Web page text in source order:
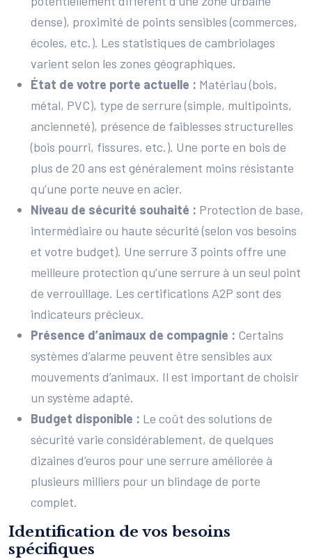
dense), proximité de points sensibles (commerces,
écoles, etc.). Les statistiques de cambriolages
varient selon les zones géographiques.
État de votre porte actuelle : Matériau (bois,
métal, PVC), type de serrure (simple, multipoints,
ancienneté), présence de faiblesses structurelles
(bois pourri, fissures, etc.). Une porte en bois de
plus de 20 ans est généralement moins résistante
qu’une porte neuve en acier.
Niveau de sécurité souhaité : Protection de base,
intermédiaire ou haute sécurité (selon vos besoins
et votre budget). Une serrure 3 points offre une
meilleure protection qu’une serrure à un seul point
de verrouillage. Les certifications A2P sont des
indicateurs précieux.
Présence d’animaux de compagnie : Certains
systèmes d’alarme peuvent être sensibles aux
mouvements d’animaux. Il est important de choisir
un système adapté.
Budget disponible : Le coût des solutions de
sécurité varie considérablement, de quelques
dizaines d’euros pour une serrure améliorée à
plusieurs milliers pour un blindage de porte
complet.
Identification de vos besoins
spécifiques